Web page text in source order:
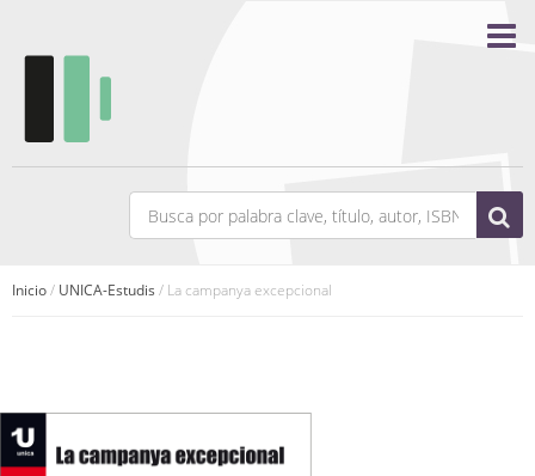
Inicio/ UNICA-Estudis / La campanya excepcional